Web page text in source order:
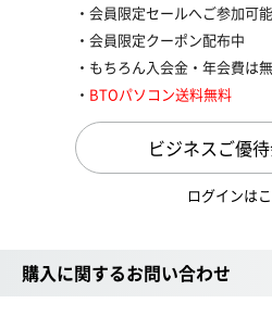
会員限定セールへご参加可能
会員限定クーポン配布中
もちろん入会金・年会費は
BTOパソコン送料無料
ビジネスご優
ログインは
購入に関するお問い合わせ